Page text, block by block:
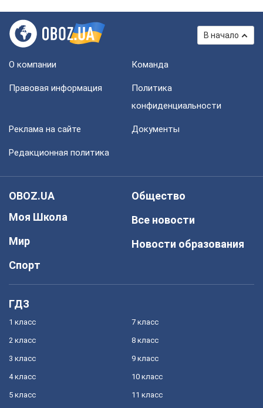
В начало
О компании Команда
Правовая информация
Политика
конфиденциальности
Реклама на сайте Документы
Редакционная политика
OBOZ.UA
Моя Школа
Мир
Спорт
Общество
Все новости
Новости образования
ГДЗ
1 класс
2 класс
3 класс
4 класс
5 класс
7 класс
8 класс
9 класс
10 класс
11 класс